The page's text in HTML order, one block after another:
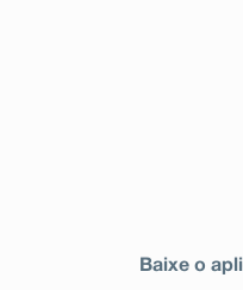
Baixe o